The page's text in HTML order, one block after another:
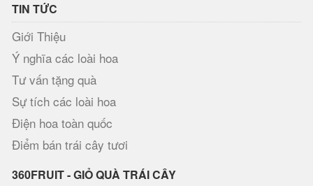
TIN TỨC
Giới Thiệu
Ý nghĩa các loài hoa
Tư vấn tặng quà
Sự tích các loài hoa
Điện hoa toàn quốc
Điểm bán trái cây tươi
360FRUIT - GIỎ QUÀ TRÁI CÂY